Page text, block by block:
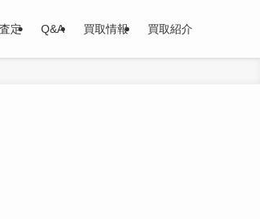
定 Q&A 買取情報 買取紹介